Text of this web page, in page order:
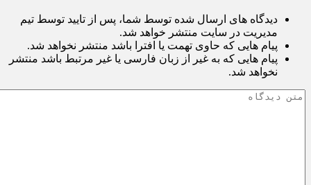
دیدگاه های ارسال شده توسط شما، پس از تایید توسط تیم
مدیریت در سایت منتشر خواهد شد.
پیام هایی که حاوی تهمت یا افترا باشد منتشر نخواهد شد.
پیام هایی که به غیر از زبان فارسی یا غیر مرتبط باشد منتشر
نخواهد شد.